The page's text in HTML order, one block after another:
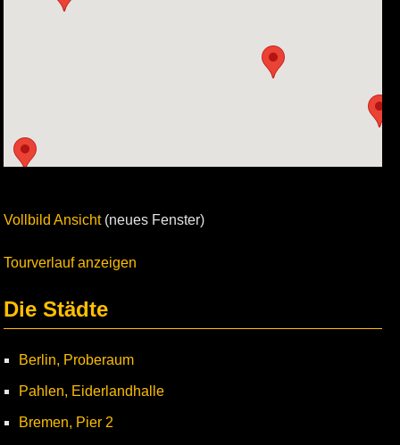
Vollbild Ansicht(neues Fenster)
Tourverlauf anzeigen
Die Städte
Berlin, Proberaum
Pahlen, Eiderlandhalle
Bremen, Pier 2